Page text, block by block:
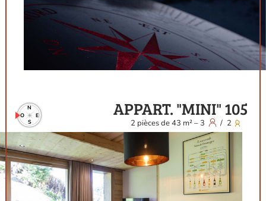
APPART. "MINI" 105
2 piècesde43 m²–3 / 2
O
N
E
S